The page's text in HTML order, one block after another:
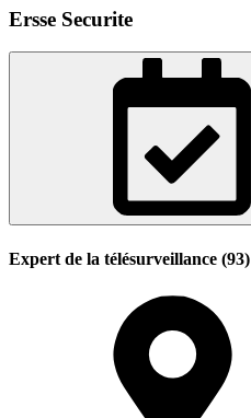
Ersse Securite
Expert de la télésurveillance (93)